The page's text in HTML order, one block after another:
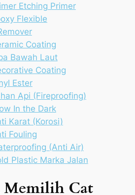
Etching Primer
Flexible
Coating
Bawah Laut
Coating
Ester
Api (Fireproofing)
In the Dark
Karat (Korosi)
Fouling
(Anti Air)
Plastic Marka Jalan
Memilih Cat